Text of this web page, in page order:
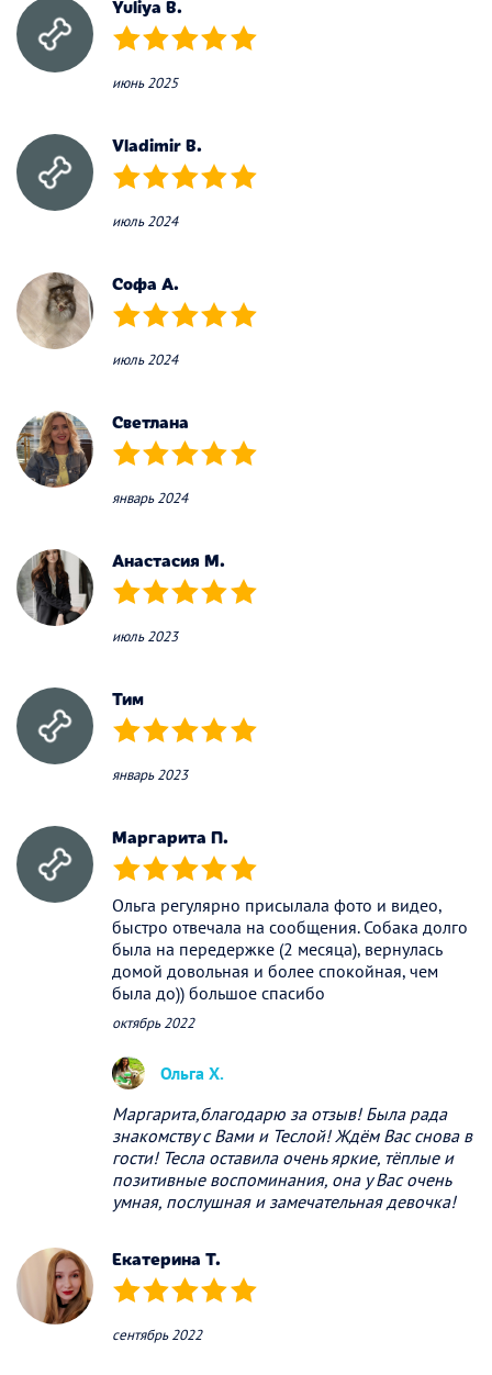
Yuliya B.
(*) (*) (*) (*) (*)
июнь 2025
Vladimir B.
(*) (*) (*) (*) (*)
июль 2024
Софа А.
(*) (*) (*) (*) (*)
июль 2024
Светлана
(*) (*) (*) (*) (*)
январь 2024
Анастасия М.
(*) (*) (*) (*) (*)
июль 2023
Тим
(*) (*) (*) (*) (*)
январь 2023
Маргарита П.
(*) (*) (*) (*) (*)
Ольга регулярно присылала фото и видео,
быстро отвечала на сообщения. Собака долго
была на передержке (2 месяца), вернулась
домой довольная и более спокойная, чем
была до)) большое спасибо
октябрь 2022
Ольга Х.
Маргарита,благодарю за отзыв! Была рада
знакомству с Вами и Теслой! Ждём Вас снова в
гости! Тесла оставила очень яркие, тёплые и
позитивные воспоминания, она у Вас очень
умная, послушная и замечательная девочка!
Екатерина Т.
(*) (*) (*) (*) (*)
сентябрь 2022